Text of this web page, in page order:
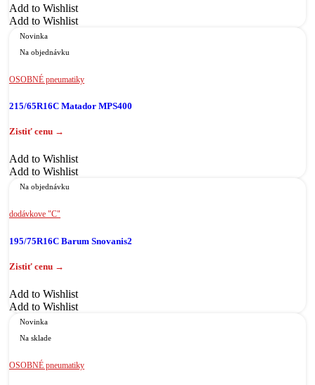
Add to Wishlist
Add to Wishlist
Novinka
Na objednávku
OSOBNÉ pneumatiky
215/65R16C Matador MPS400
Add to Wishlist
Add to Wishlist
Na objednávku
dodávkove "C"
195/75R16C Barum Snovanis2
Add to Wishlist
Add to Wishlist
Novinka
Na sklade
OSOBNÉ pneumatiky